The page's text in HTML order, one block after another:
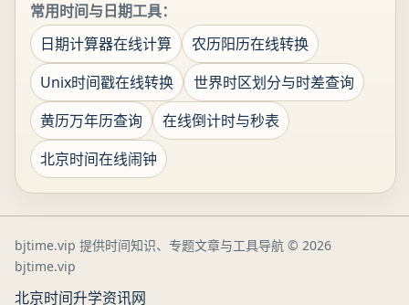
常用时间与日期工具：
日期计算器在线计算
农历阳历在线转换
Unix时间戳在线转换
世界时区划分与时差查询
黄历万年历查询
在线倒计时与秒表
北京时间在线闹钟
bjtime.vip 提供时间知识、专题文章与工具导航 © 2026
bjtime.vip
北京时间升学资讯网